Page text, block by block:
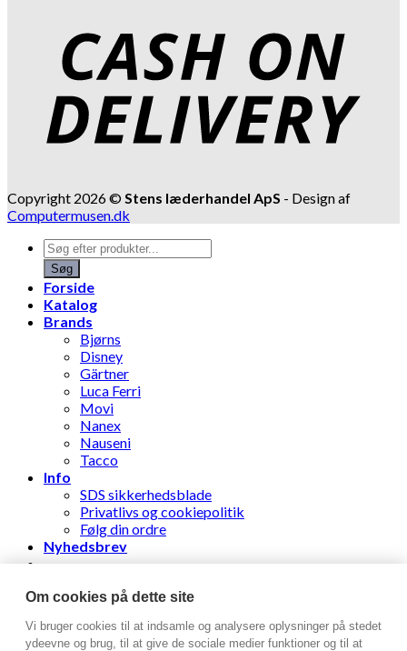
Copyright 2026 © Stens læderhandel ApS - Design af
Computermusen.dk
Products
search
Søg
Forside
Katalog
Brands
Bjørns
Disney
Gärtner
Luca Ferri
Movi
Nanex
Nauseni
Tacco
Info
SDS sikkerhedsblade
Privatlivs og cookiepolitik
Følg din ordre
Nyhedsbrev
Log ind
Om cookies på dette site
Vi bruger cookies til at indsamle og analysere oplysninger på stedet
ydeevne og brug, til at give de sociale medier funktioner og til at